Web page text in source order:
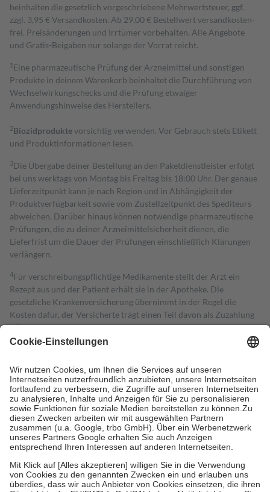
beinhalten die gesetzlich vorgeschriebene Mehrwertsteuer, ggf.
zzgl. 3,95 € Versandkosten. Ab 29,00 € Bestell­wert versand­kosten­
frei. Preisänderungen und Irrtümer vorbehalten. Alle Angebote
und Gratis-Beigaben nur solange der Vorrat reicht.
1 Eine pharmazeutische Prüfung der Arzneimittel und sonstigen
Produkte in deinem Warenkorb beinhaltet die Durchführung von
Wechselwirkungschecks und die Prüfung etwaiger
Anwendungshinweise des Herstellers.
2Biozidproduktevorsichtig verwenden. Vor Gebrauch stets Etikett
und Produktinformationen lesen.
3Die Übergabe deiner Bestellung an den Paketdienstleister erfolgt
bei uns werktags von Montag bis Freitag bis 18:00 Uhr. Der genaue
Lieferzeitpunkt kann je nach Region und in Abhängigkeit der
Produktverfügbarkeit sowie vom Zustellzeitpunkt des Spediteurs
abweichen. Darüber hinaus können notwendige pharmazeutische
Prüfungen, die zu deiner Arzneimittelsicherheit dienen, die
Lieferfrist um die Dauer der Prüfungen einschließlich Klärungen
verlängern.
4Für verschreibungspflichtige Medikamente stellt der Arzt ein
Rezept aus und der Patient erhält sie in der Apotheke. Die
gesetzliche Krankenversicherung übernimmt in der Regel die
Kosten dafür, der Versicherte trägt einen Teil davon als Zuzahlung
mit.
Grundsätzlich leisten Mitglieder Zuzahlungen in Höhe von zehn
höchstens zehn Euro.
Es sind jedoch nie mehr als die tatsächlichen
Kosten der Leistung zu entrichten.
Diese Regeln gelten grundsätzlich auch für Online-Apotheken.
Bei Heilmitteln und häuslicher Krankenpflege beträgt die
Zuzahlung zehn Prozent der Kosten sowie zehn Euro je
Verordnung.
Um das Engagement der Versicherten für ihre eigene Gesundheit zu
stärken und die besondere Stellung der Familie zu unterstützen,
fallenkeine Zuzahlungenan bei:
• Kindern und Jugendlichen bis zum vollendeten 18. Lebensjahr